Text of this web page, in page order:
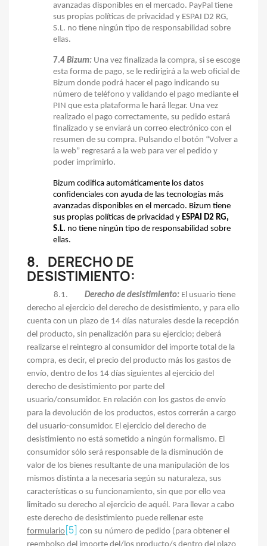
avanzadas disponibles en el mercado. PayPal tiene
sus propias políticas de privacidad y ESPAI D2 RG,
S.L. no tiene ningún tipo de responsabilidad sobre
ellas.
7.4 Bizum: Una vez finalizada la compra, si se escoge
esta forma de pago, se le redirigirá a la web oficial de
Bizum donde podrá hacer el pago indicando su
número de teléfono y validando el pago mediante el
PIN que esta plataforma le hará llegar. Una vez
realizado el pago correctamente, su pedido estará
finalizado y se enviará un correo electrónico con el
resumen de su compra. Pulsando el botón “Volver a
la web” regresará a la web para ver el pedido y
poder imprimirlo.
Bizum codifica automáticamente los datos
confidenciales con ayuda de las tecnologías más
avanzadas disponibles en el mercado. Bizum tiene
sus propias políticas de privacidad y ESPAI D2 RG,
S.L. no tiene ningún tipo de responsabilidad sobre
ellas.
8. DERECHO DE
DESISTIMIENTO:
8.1. Derecho de desistimiento: El usuario tiene
derecho al ejercicio del derecho de desistimiento, y para ello
cuenta con un plazo de 14 días naturales desde la recepción
del producto, sin penalización para su ejercicio; deberá
realizarse el reintegro al consumidor del importe total de la
compra, es decir, el precio del producto más los gastos de
envío, dentro de los 14 días siguientes al ejercicio del
derecho de desistimiento por parte del
usuario/consumidor. En relación con los gastos de envío
para la devolución de los productos, estos correrán a cargo
del usuario-consumidor. El ejercicio del derecho de
desistimiento no está sometido a ningún formalismo. El
consumidor sólo será responsable de la disminución de
valor de los bienes resultante de una manipulación de los
mismos distinta a la necesaria según su naturaleza, sus
características o su funcionamiento, sin que por ello vea
limitado su derecho al ejercicio de aquél. Para llevar a cabo
este derecho de desistimiento puede rellenar este
formulario [5] con su número de pedido (para obtener el